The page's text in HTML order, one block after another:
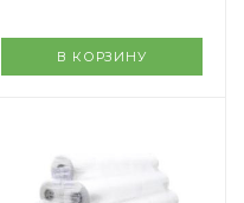
В КОРЗИНУ